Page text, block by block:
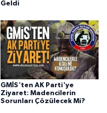
Geldi
GMİS'ten AK Parti'ye
Ziyaret: Madencilerin
Sorunları Çözülecek Mi?